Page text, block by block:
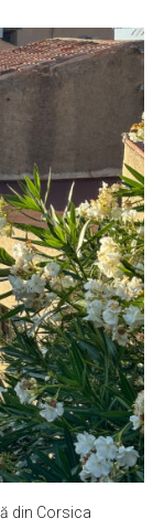
din Corsica